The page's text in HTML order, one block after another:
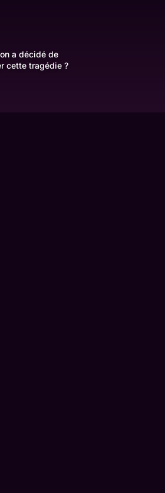
a décidé de
cette tragédie ?